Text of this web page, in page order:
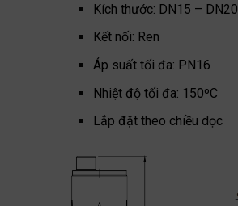
Kích thước: DN15 – DN20
Kết nối: Ren
Áp suất tối đa: PN16
Nhiệt độ tối đa: 150ºC
Lắp đặt theo chiều dọc